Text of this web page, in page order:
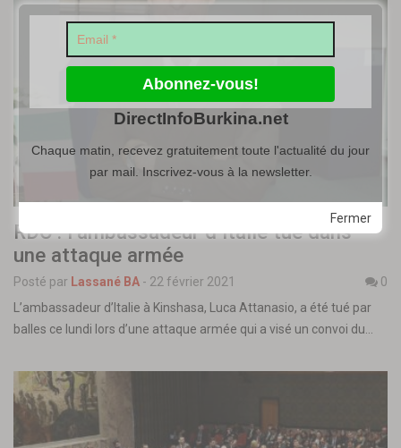
RDC : l’ambassadeur d’Italie tué dans
une attaque armée
Posté par Lassané BA - 22 février 2021
0
L’ambassadeur d’Italie à Kinshasa, Luca Attanasio, a été tué par
balles ce lundi lors d’une attaque armée qui a visé un convoi du…
Fermer
DirectInfoBurkina.net
Chaque matin, recevez gratuitement toute l'actualité du jour
par mail. Inscrivez-vous à la newsletter.